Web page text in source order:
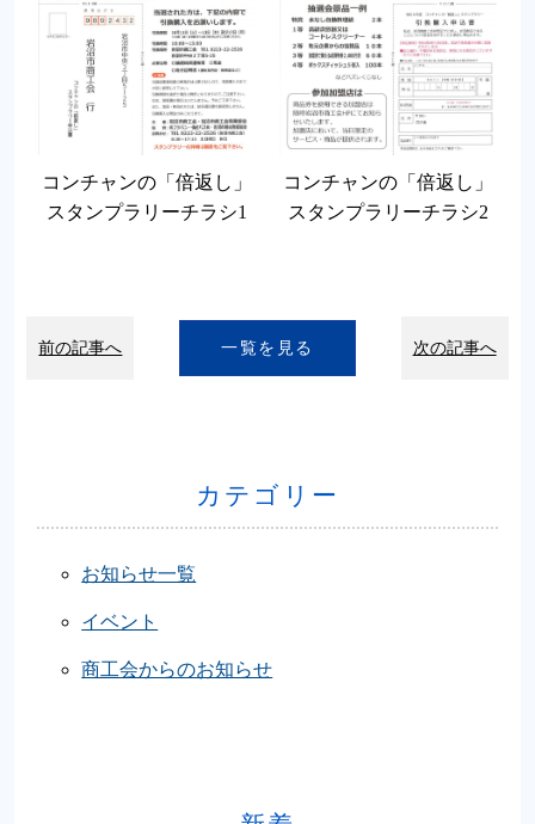
コンチャンの「倍返し」
スタンプラリーチラシ1
コンチャンの「倍返し」
スタンプラリーチラシ2
前の記事へ 一覧を見る 次の記事へ
カテゴリー
お知らせ一覧
イベント
商工会からのお知らせ